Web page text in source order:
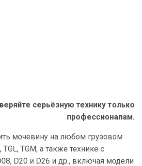
серьёзную технику только
профессионалам.
мочевину на любом грузовом
TGL, TGM, а также технике с
D20 и D26 и др., включая модели